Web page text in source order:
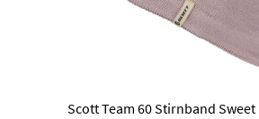
Scott Team 60 Stirnband